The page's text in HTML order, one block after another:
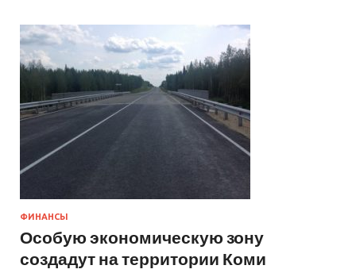
ФИНАНСЫ
Особую экономическую зону
создадут на территории Коми